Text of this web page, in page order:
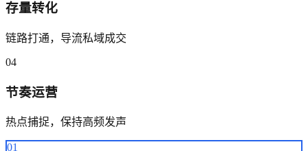
存量转化
链路打通，导流私域成交
04
节奏运营
热点捕捉，保持高频发声
01